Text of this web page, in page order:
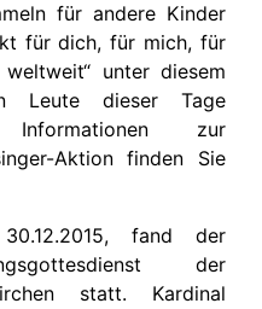
für andere Kinder
für dich, für mich, für
unter diesem
Leute dieser Tage
zur
Aktion finden Sie
fand der
der
statt. Kardinal